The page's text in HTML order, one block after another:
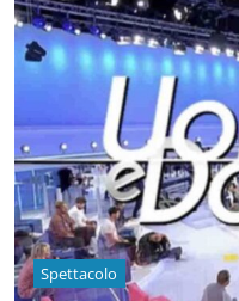
Spettacolo